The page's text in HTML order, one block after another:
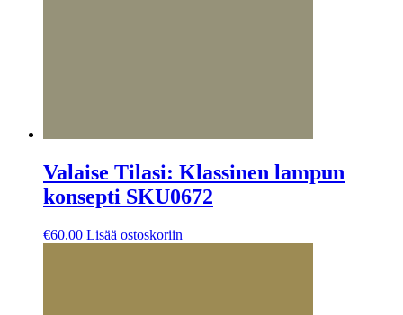
Valaise Tilasi: Klassinen lampun
konsepti SKU0672
€60.00 Lisää ostoskoriin